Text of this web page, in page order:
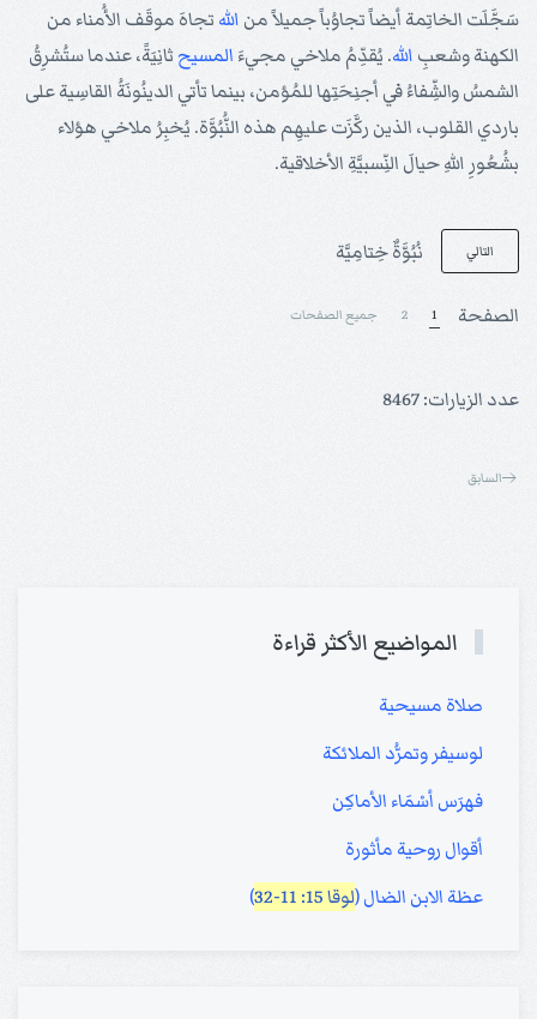
سَجَّلَت الخاتِمة أيضاً تجاوُباً جميلاً من الله تجاهَ موقَف الأُمناء من
الكهنة وشعبِ الله. يُقدِّمُ ملاخي مجيءَ المسيح ثانِيَةً، عندما ستُشرِقُ
الشمسُ والشِّفاءُ في أجنِحَتِها للمُؤمن، بينما تأتي الدينُونَةُ القاسِية على
باردي القلوب، الذين ركَّزَت عليهِم هذه النُّبُوَّة. يُخبِرُ ملاخي هؤلاء
بشُعُورِ اللهِ حيالَ النِّسبيَّةِ الأخلاقية.
التالي نُبُوَّةٌ خِتامِيَّة
الصفحة 1
2 جميع الصفحات
عدد الزيارات: 8467
السابق
المواضيع الأكثر قراءة
صلاة مسيحية
لوسيفر وتمرُّد الملائكة
فهرَس أسْمَاء الأماكِن
أقوال روحية مأثورة
عظة الابن الضال (لوقا 15: 11-32 )